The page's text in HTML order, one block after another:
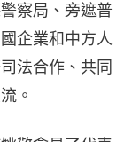
察局、旁遮普
企業和中方人
法合作、共同
。